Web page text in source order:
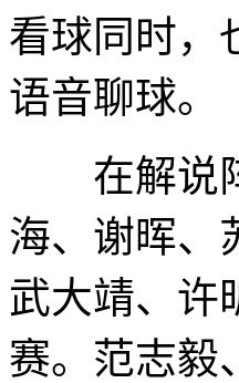
看球同时，
语音聊球。
在解说阵
海、谢晖、
武大靖、许
赛。范志毅